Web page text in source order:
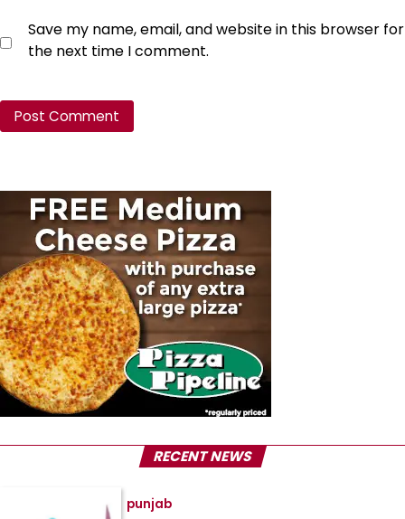
Save my name, email, and website in this browser for
the next time I comment.
RECENT NEWS
punjab